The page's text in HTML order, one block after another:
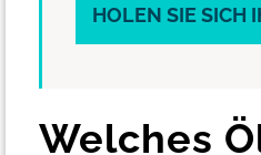
HOLEN SIE SICH
Welches